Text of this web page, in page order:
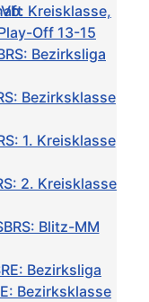
Kreisklasse,
Off 13-15
Bezirksliga
Bezirksklasse
1. Kreisklasse
2. Kreisklasse
Blitz-MM
Bezirksliga
Bezirksklasse